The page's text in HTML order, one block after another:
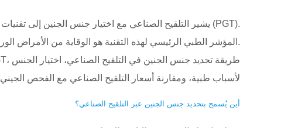
يشير التلقيح الصناعي مع اختيار جنس الجنين إلى تقنيات المساعدة على الإنجاب التي تسمح بتحديد جنس الجنين قبل نقله إلى الرحم باستخدام الفحص الجيني قبل الزرع (PGT).
المؤشر الطبي الرئيسي لهذه التقنية هو الوقاية من الأمراض الوراثية المرتبطة بالجنس. ويعتمد توفر هذا الإجراء قانونياً بالكامل على التشريعات الوطنية في كل دولة.
لأسباب طبية، ومقارنة أسعار التلقيح الصناعي مع الفحص الجيني
أين يُسمح بتحديد جنس الجنين عبر التلقيح الصناعي؟